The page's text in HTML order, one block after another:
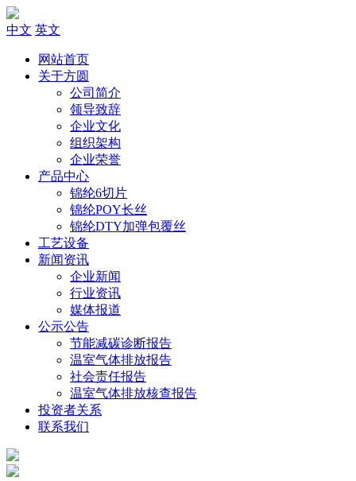
中文 英文
网站首页
关于方圆
公司简介
领导致辞
企业文化
组织架构
企业荣誉
产品中心
锦纶6切片
锦纶POY长丝
锦纶DTY加弹包覆丝
工艺设备
新闻资讯
企业新闻
行业资讯
媒体报道
公示公告
节能减碳诊断报告
温室气体排放报告
社会责任报告
温室气体排放核查报告
投资者关系
联系我们